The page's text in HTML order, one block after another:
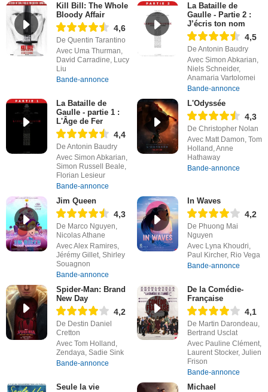
Kill Bill: The Whole
Bloody Affair
4,6
De Quentin Tarantino
Avec Uma Thurman,
David Carradine, Lucy
Liu
Bande-annonce
La Bataille de
Gaulle - Partie 2 :
J’écris ton nom
4,5
De Antonin Baudry
Avec Simon Abkarian,
Niels Schneider,
Anamaria Vartolomei
Bande-annonce
La Bataille de
Gaulle - partie 1 :
L'Âge de Fer
4,4
De Antonin Baudry
Avec Simon Abkarian,
Simon Russell Beale,
Florian Lesieur
Bande-annonce
L'Odyssée
4,3
De Christopher Nolan
Avec Matt Damon, Tom
Holland, Anne
Hathaway
Bande-annonce
Jim Queen
4,3
De Marco Nguyen,
Nicolas Athane
Avec Alex Ramires,
Jérémy Gillet, Shirley
Souagnon
Bande-annonce
In Waves
4,2
De Phuong Mai
Nguyen
Avec Lyna Khoudri,
Paul Kircher, Rio Vega
Bande-annonce
Spider-Man: Brand
New Day
4,2
De Destin Daniel
Cretton
Avec Tom Holland,
Zendaya, Sadie Sink
Bande-annonce
De la Comédie-
Française
4,1
De Martin Darondeau,
Bertrand Usclat
Avec Pauline Clément,
Laurent Stocker, Julien
Frison
Bande-annonce
Seule la vie Michael